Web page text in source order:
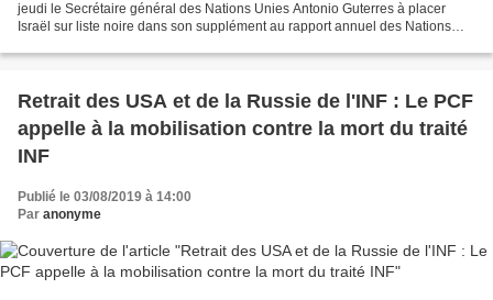
jeudi le Secrétaire général des Nations Unies Antonio Guterres à placer
Israël sur liste noire dans son supplément au rapport annuel des Nations
Retrait des USA et de la Russie de l'INF : Le PCF
appelle à la mobilisation contre la mort du traité
INF
Publié le 03/08/2019 à 14:00
Par anonyme